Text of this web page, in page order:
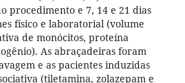
procedimento e 7, 14 e 21 dias
físico e laboratorial (volume
de monócitos, proteína
As abraçadeiras foram
e as pacientes induzidas
(tiletamina, zolazepam e